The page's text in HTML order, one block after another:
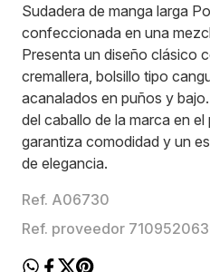
Sudadera de manga larga
confeccionada en una
Presenta un diseño clásico
cremallera, bolsillo tipo
acanalados en puños y
del caballo de la marca en
garantiza comodidad y un
de elegancia.
Ref. A06730
Ref. proveedor